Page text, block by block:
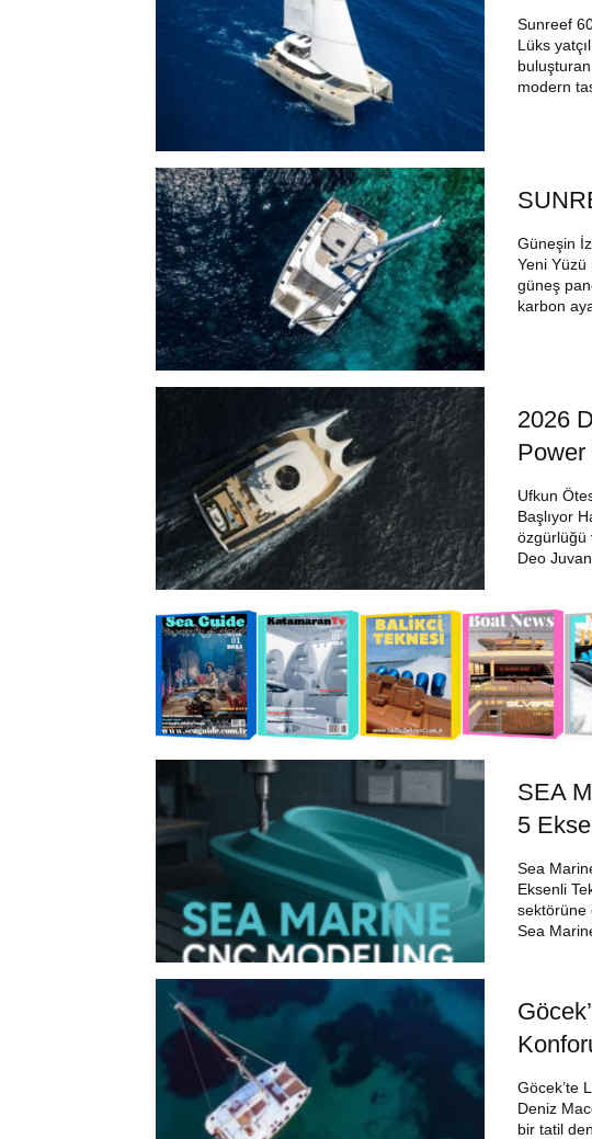
Sunreef
Lüks
modern
Güneşin
Yeni Yüzü
güneş
karbon
2026
Power
Ufkun
Başlıyor
özgürlüğü
Deo
SEA
5
Sea
Eksenli
sektörüne
Sea
Göcek’te
Deniz
bir tatil